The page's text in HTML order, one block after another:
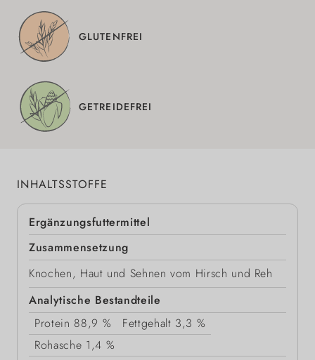
GLUTENFREI
GETREIDEFREI
INHALTSSTOFFE
Ergänzungsfuttermittel
Zusammensetzung
Knochen, Haut und Sehnen vom Hirsch und Reh
Analytische Bestandteile
Protein 88,9 % Fettgehalt 3,3 %
Rohasche 1,4 %